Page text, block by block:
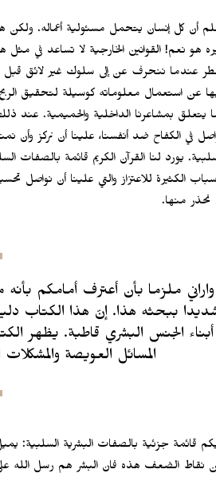
أن كل إنسان يتحمل مسئولية أعماله. ولكن
هو نعم! القوانين الخارجية لا تساعد في مثل
عندما ننحرف عن إلى سلوك غير لائق قبل
عن استعمال معلوماته كوسيلة لتحقيق
يتعلق بمشاعرنا الداخلية والحميمية.
في الكفاح ضد أنفسنا، علينا أن نركز وأن
يورد لنا القرآن الكريم قائمة بالصفات
الكثيرة للاعتزاز والتي علينا أن نواصل
نحذر منها.
واراني ملزما بأن أعترف أمامكم
ببحثه هذا. إنّ هذا الكتاب
أبناء الجنس البشري قاطبة. يظهر
المسائل العويصة
قائمة جزئية بالصفات البشرية السلبية: يميل
نقاط الضعف هذه فان البشر هم رسل الله على